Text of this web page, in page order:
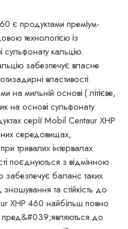
є продуктами преміум-
технологією із
сульфонату кальцію.
забезпечує власне
властивості.
на мильній основі ( літієве,
на основі сульфонату
серії Mobil Centaur XHP
середовищах,
тривалих інтервалах.
поєднуються з відмінною
забезпечує баланс таких
та стійкість до
XHP 460 найбільш повно
пред&#039;являються до